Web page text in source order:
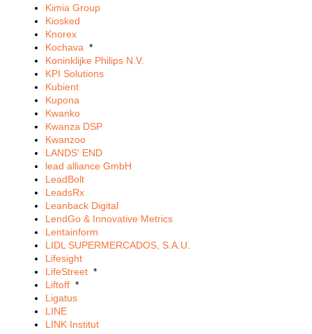
Kimia Group
Kiosked
Knorex
Kochava *
Koninklijke Philips N.V.
KPI Solutions
Kubient
Kupona
Kwanko
Kwanza DSP
Kwanzoo
LANDS' END
lead alliance GmbH
LeadBolt
LeadsRx
Leanback Digital
LendGo & Innovative Metrics
Lentainform
LIDL SUPERMERCADOS, S.A.U.
Lifesight
LifeStreet *
Liftoff *
Ligatus
LINE
LINK Institut